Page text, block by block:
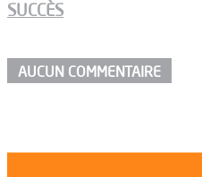
SUCCÈS
AUCUN COMMENTAIRE